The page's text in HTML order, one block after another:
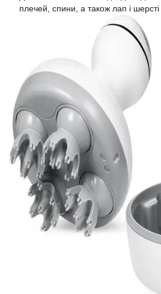
плечей, спини, а також лап і шерсті